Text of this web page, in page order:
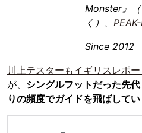
Monster』
く）、
Since 2012
川上テスターもイギリスレポ
が、 シングルフットだった先
りの頻度でガイドを飛ばしてい